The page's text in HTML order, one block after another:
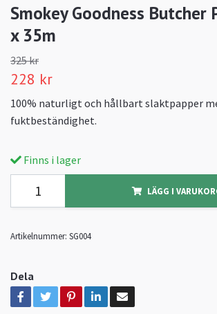
Smokey Goodness Butcher
x 35m
325 kr
228 kr
100% naturligt och hållbart slaktpapper
fuktbeständighet.
Finns i lager
LÄGG I
Artikelnummer: SG004
Dela